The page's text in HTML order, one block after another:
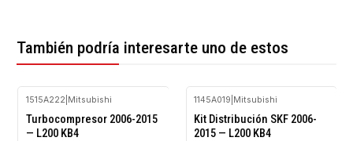
También podría interesarte uno de estos
-10%
OFF
1515A222 Mitsubishi
Turbocompresor 2006-2015
— L200 KB4
-10%
OFF
1145A019 Mitsubishi
Kit Distribución SKF 2006-
2015 — L200 KB4